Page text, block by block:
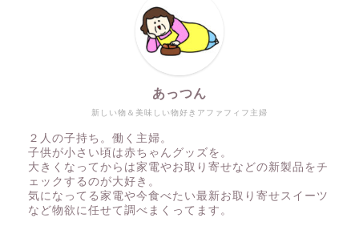
新しい物＆美味しい物好きアファフィフ主婦
あっつん
２人の子持ち。働く主婦。
子供が小さい頃は赤ちゃんグッズを。
大きくなってからは家電やお取り寄せなどの新製品をチ
ェックするのが大好き。
気になってる家電や今食べたい最新お取り寄せスイーツ
など物欲に任せて調べまくってます。